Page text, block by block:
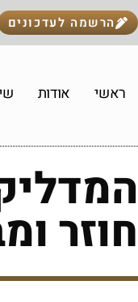
הרשמה לעדכונים
ראשי אודות
חוזר